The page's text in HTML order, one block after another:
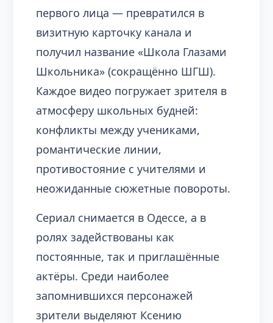
первого лица — превратился в
визитную карточку канала и
получил название «Школа Глазами
Школьника» (сокращённо ШГШ).
Каждое видео погружает зрителя в
атмосферу школьных будней:
конфликты между учениками,
романтические линии,
противостояние с учителями и
неожиданные сюжетные повороты.
Сериал снимается в Одессе, а в
ролях задействованы как
постоянные, так и приглашённые
актёры. Среди наиболее
запомнившихся персонажей
зрители выделяют Ксению